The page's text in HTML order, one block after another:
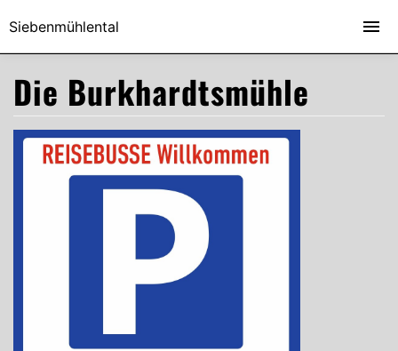
Die Burkhardtsmühle
Siebenmühlental